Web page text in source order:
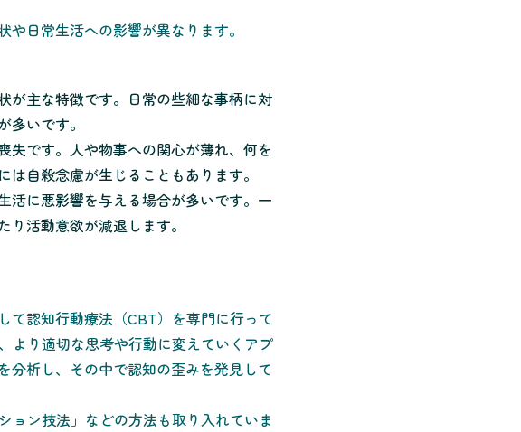
日常生活への影響が異なります。
が主な特徴です。日常の些細な事柄に対
いです。
失です。人や物事への関心が薄れ、何を
自殺念慮が生じることもあります。
活に悪影響を与える場合が多いです。一
活動意欲が減退します。
て認知行動療法（CBT）を専門に行って
より適切な思考や行動に変えていくアプ
分析し、その中で認知の歪みを発見して
ョン技法」などの方法も取り入れていま